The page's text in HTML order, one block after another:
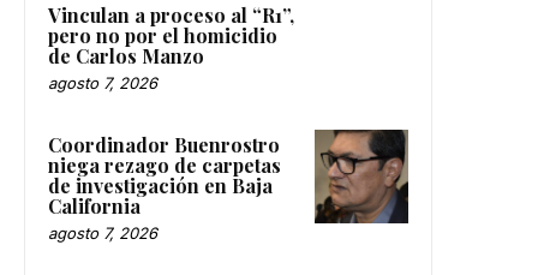
Vinculan a proceso al “R1”,
pero no por el homicidio
de Carlos Manzo
agosto 7, 2026
Coordinador Buenrostro
niega rezago de carpetas
de investigación en Baja
California
agosto 7, 2026